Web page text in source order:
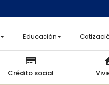
Educación
Crédito social